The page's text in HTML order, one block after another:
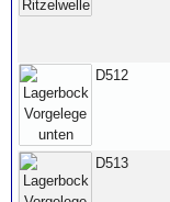
D512
D513